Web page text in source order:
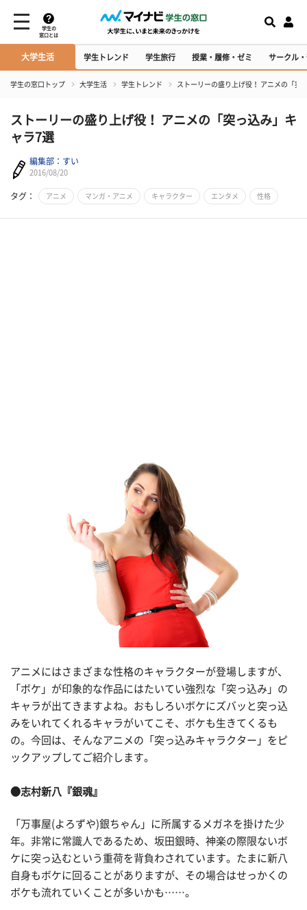
学生の
窓口とは
大学生活 学生トレンド 学生旅行 授業・履修・ゼミ サークル
学生の窓口トップ 大学生活 学生トレンド ストーリーの盛り上げ役！ アニメの「突
ストーリーの盛り上げ役！ アニメの「突っ込み」キ
ャラ7選
編集部：すい
2016/08/20
タグ： アニメ マンガ・アニメ キャラクター エンタメ 性格
アニメにはさまざまな性格のキャラクターが登場しますが、
「ボケ」が印象的な作品にはたいてい強烈な「突っ込み」の
キャラが出てきますよね。おもしろいボケにズバッと突っ込
みをいれてくれるキャラがいてこそ、ボケも生きてくるも
の。今回は、そんなアニメの「突っ込みキャラクター」をピ
ックアップしてご紹介します。
●志村新八 『銀魂』
「万事屋(よろずや)銀ちゃん」に所属するメガネを掛けた少
年。非常に常識人であるため、坂田銀時、神楽の際限ないボ
ケに突っ込むという重荷を背負わされています。たまに新八
自身もボケに回ることがありますが、その場合はせっかくの
ボケも流れていくことが多いかも……。